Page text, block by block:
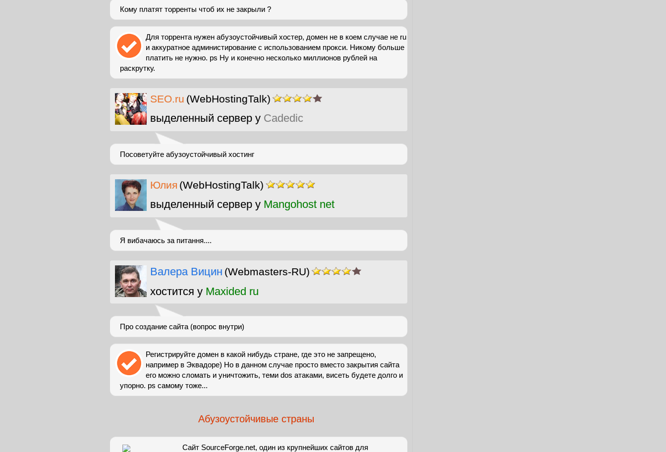
Кому платят торренты чтоб их не закрыли ?
Для торрента нужен абузоустойчивый хостер, домен не в коем случае не ru
и аккуратное администирование с использованием прокси. Никому больше
платить не нужно. ps Ну и конечно несколько миллионов рублей на
раскрутку.
SEO.ru (WebHostingTalk)
выделенный сервер у Cadedic
Посоветуйте абузоустойчивый хостинг
Юлия (WebHostingTalk)
выделенный сервер у Mangohost net
Я вибачаюсь за питання....
Валера Вицин (Webmasters-RU)
хостится у Maxided ru
Про создание сайта (вопрос внутри)
Регистрируйте домен в какой нибудь стране, где это не запрещено,
например в Эквадоре) Но в данном случае просто вместо закрытия сайта
его можно сломать и уничтожить, теми dos атаками, висеть будете долго и
упорно. ps самому тоже...
Абузоустойчивые страны
Сайт SourceForge.net, один из крупнейших сайтов для